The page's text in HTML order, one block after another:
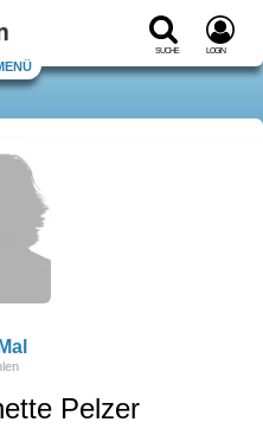
Suche Login
Pelzer